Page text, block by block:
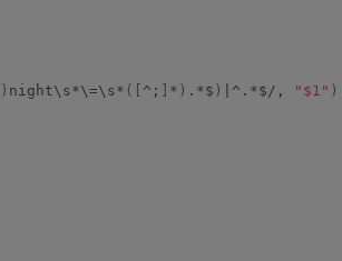
) night\s*\=\s* ([ ^; ] * ) .*$ ) |^.*$/, "$1" )